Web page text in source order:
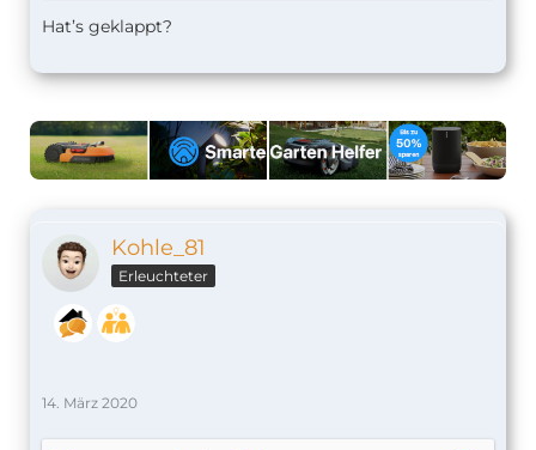
Hat’s geklappt?
Kohle_81
Erleuchteter
14. März 2020